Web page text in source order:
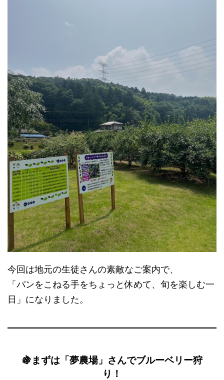
今回は地元の生徒さんの素敵なご案内で、
「パンをこねる手をちょっと休めて、旬を楽しむ一
日」になりました。
🍇まずは「夢農場」さんでブルーベリー狩
り！